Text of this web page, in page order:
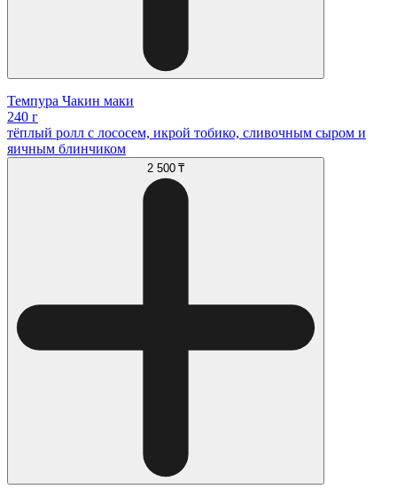
Темпура Чакин маки
240 г
тёплый ролл с лососем, икрой тобико, сливочным сыром и
яичным блинчиком
2 500 ₸